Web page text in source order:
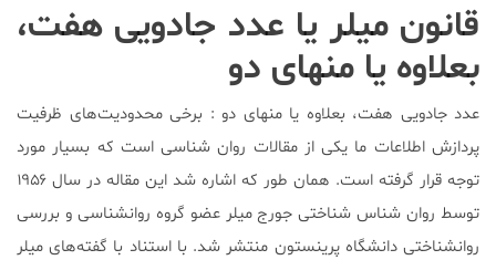
قانون میلر یا عدد جادویی هفت،
بعلاوه یا منهای دو
عدد جادویی هفت، بعلاوه یا منهای دو : برخی محدودیت‌های ظرفیت
پردازش اطلاعات ما یکی از مقالات روان شناسی است که بسیار مورد
توجه قرار گرفته است. همان طور که اشاره شد این مقاله در سال ۱۹۵۶
توسط روان شناس شناختی جورج میلر عضو گروه روانشناسی و بررسی
روانشناختی دانشگاه پرینستون منتشر شد. با استناد با گفته‌های میلر